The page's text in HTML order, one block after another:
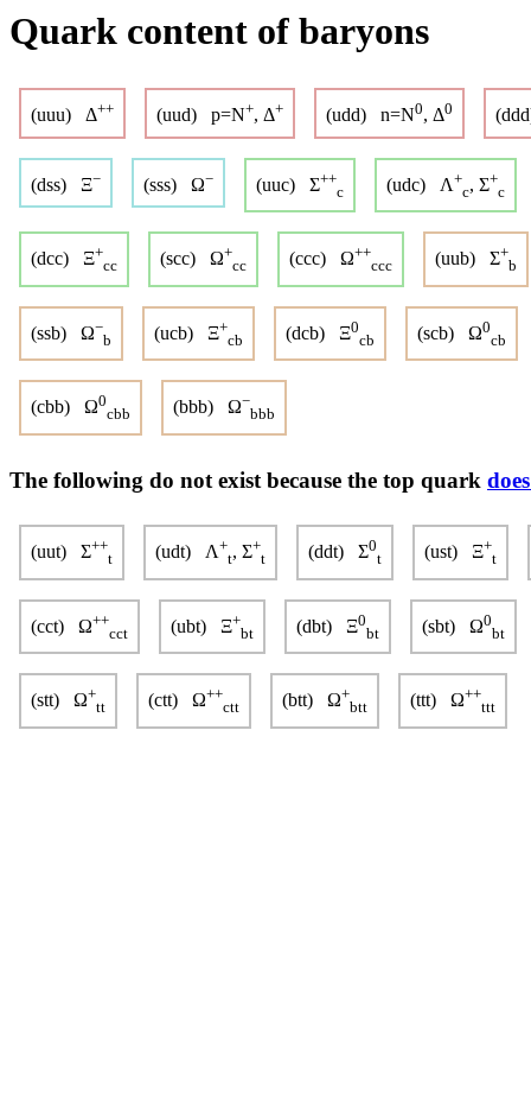
Quark content of baryons
(uuu) Δ++ (uud) p=N+, Δ+ (udd) n=N0, Δ0
(dss) Ξ− (sss) Ω− (uuc) Σ++
c (udc) Λ+
c, Σ+
c
(dcc) Ξ+
cc (scc) Ω+
cc (ccc) Ω++
ccc (uub) Σ+
b
(ssb) Ω−
b (ucb) Ξ+
cb (dcb) Ξ0
cb (scb) Ω0
cb
(cbb) Ω0
cbb (bbb) Ω−
bbb
The following do not exist because the top quark
(uut) Σ++
t (udt) Λ+
t, Σ+
t (ddt) Σ0
t (ust) Ξ+
t
(cct) Ω++
cct (ubt) Ξ+
bt (dbt) Ξ0
bt (sbt) Ω0
bt
(stt) Ω+
tt (ctt) Ω++
ctt (btt) Ω+
btt (ttt) Ω++
ttt